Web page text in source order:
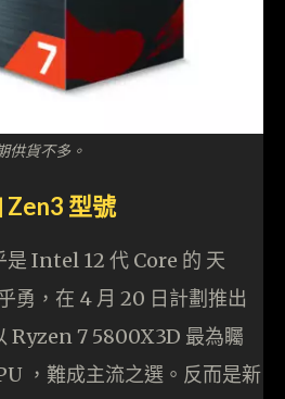
供貨不多。
型號
是 Intel 12 代 Core 的 天
勇，在 4 月 20 日計劃推出
Ryzen 7 5800X3D 最為矚
，難成主流之選。反而是新